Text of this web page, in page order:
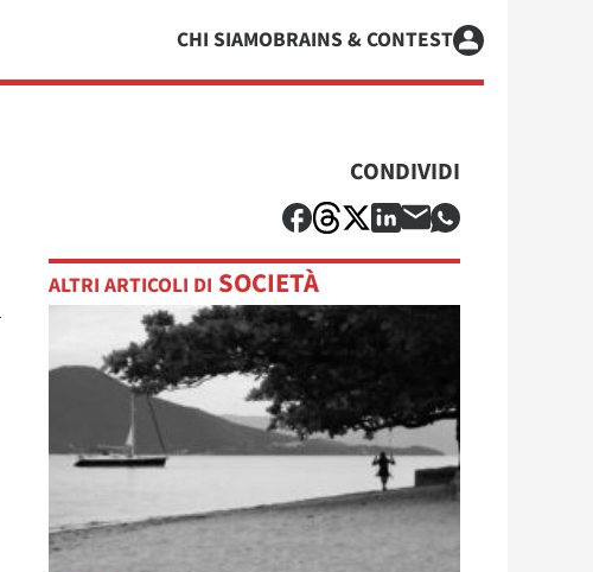
CHI SIAMOBRAINS & CONTEST
CONDIVIDI
ALTRI ARTICOLI DI SOCIETÀ